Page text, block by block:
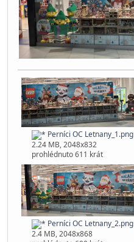
Perníci OC Letnany_1.png
2.24 MB, 2048x832
prohlédnuto 611 krát
Perníci OC Letnany_2.png
2.4 MB, 2048x868